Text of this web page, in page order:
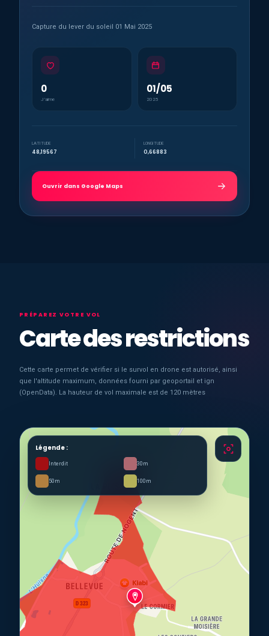
Capture du lever du soleil 01 Mai 2025
0
J’aime
01/05
2025
LATITUDE
48,19567
LONGITUDE
0,66883
Ouvrir dans Google Maps
PRÉPAREZ VOTRE VOL
Carte des restrictions
Cette carte permet de vérifier si le survol en drone est autorisé, ainsi
que l'altitude maximum, données fourni par geoportail et ign
(OpenData). La hauteur de vol maximale est de 120 mètres
Légende :
Interdit 30m
50m 100m